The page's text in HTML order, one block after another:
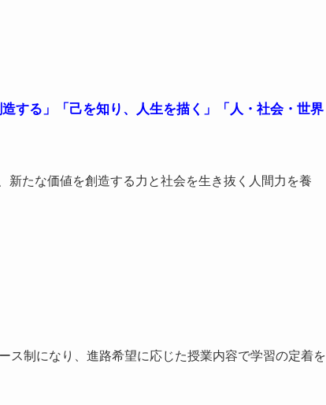
する」「己を知り、人生を描く」「人・社会・世界
たな価値を創造する力と社会を生き抜く人間力を養
ス制になり、進路希望に応じた授業内容で学習の定着を